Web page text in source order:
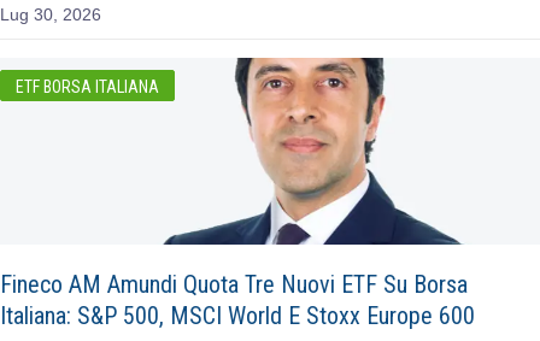
Lug 30, 2026
ETF BORSA ITALIANA
Fineco AM Amundi Quota Tre Nuovi ETF Su Borsa
Italiana: S&P 500, MSCI World E Stoxx Europe 600